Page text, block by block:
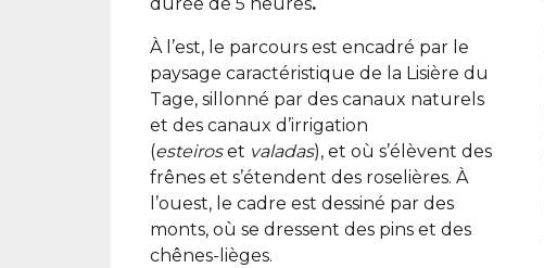
À l’est, le parcours est encadré par le
paysage caractéristique de la Lisière du
Tage, sillonné par des canaux naturels
et des canaux d’irrigation
(esteiroset valadas), et où s’élèvent des
frênes et s’étendent des roselières. À
l’ouest, le cadre est dessiné par des
monts, où se dressent des pins et des
chênes-lièges.